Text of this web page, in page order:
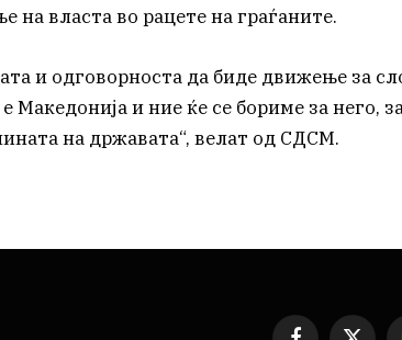
на власта во рацете на граѓаните.
и одговорноста да биде движење за
и ние ќе се бориме за него,
на државата“, велат од СДСМ.